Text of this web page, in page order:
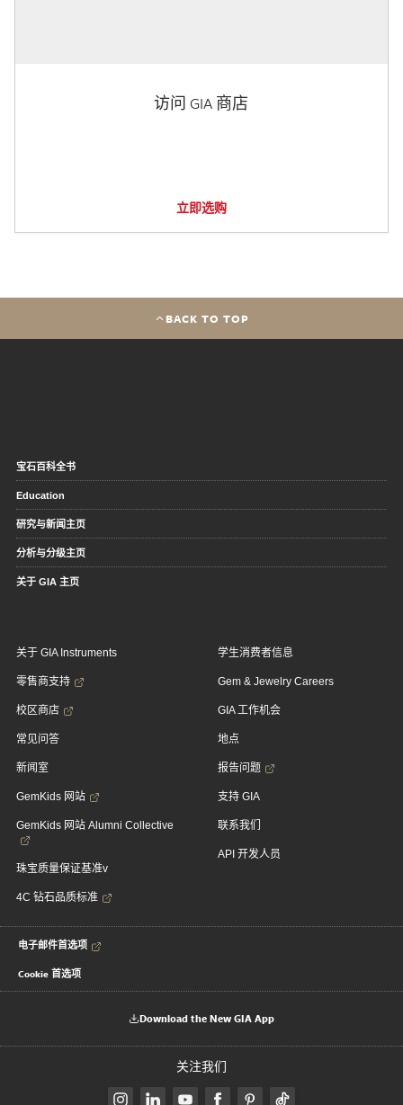
访问 GIA 商店
立即选购
BACK TO TOP
宝石百科全书
Education
研究与新闻主页
分析与分级主页
关于 GIA 主页
关于 GIA Instruments
零售商支持
校区商店
常见问答
新闻室
GemKids 网站
GemKids 网站 Alumni Collective
珠宝质量保证基准v
4C 钻石品质标准
学生消费者信息
Gem & Jewelry Careers
GIA 工作机会
地点
报告问题
支持 GIA
联系我们
API 开发人员
电子邮件首选项
Cookie 首选项
Download the New GIA App
关注我们